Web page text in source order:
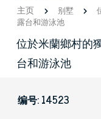
主页 别墅
露台和游泳池
位於米蘭鄉村的
台和游泳池
编号: 14523